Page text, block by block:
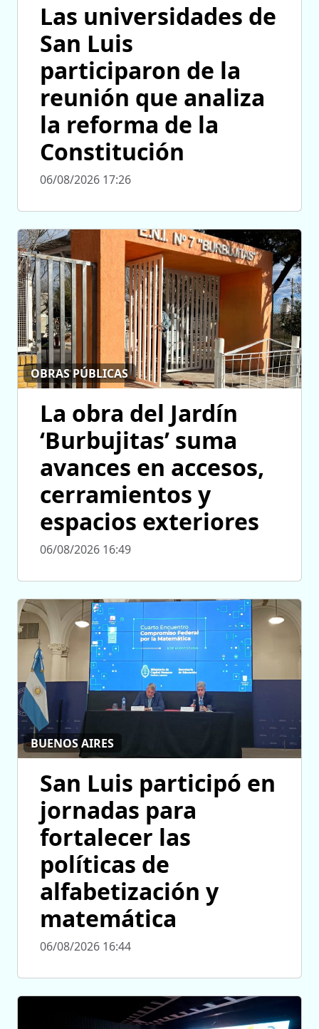
Las universidades de
San Luis
participaron de la
reunión que analiza
la reforma de la
Constitución
06/08/2026 17:26
OBRAS PÚBLICAS
La obra del Jardín
‘Burbujitas’ suma
avances en accesos,
cerramientos y
espacios exteriores
06/08/2026 16:49
BUENOS AIRES
San Luis participó en
jornadas para
fortalecer las
políticas de
alfabetización y
matemática
06/08/2026 16:44